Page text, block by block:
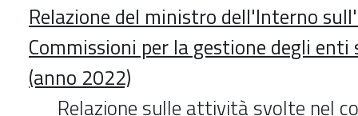
Relazione del ministro dell'Interno
Commissioni per la gestione degli
(anno 2022)
Relazione sulle attività svolte nel